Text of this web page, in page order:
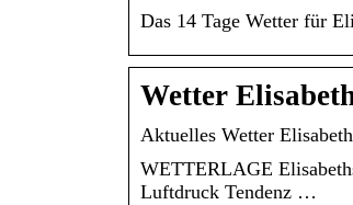
Das 14 Tage Wetter für
Wetter
Aktuelles Wetter
WETTERLAGE
Luftdruck Tendenz …